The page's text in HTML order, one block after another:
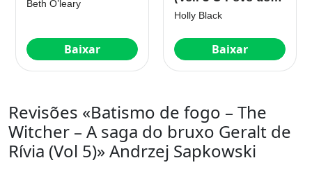
Beth O’leary
Baixar
Ar)
Holly Black
Baixar
Revisões «Batismo de fogo – The
Witcher – A saga do bruxo Geralt de
Rívia (Vol 5)» Andrzej Sapkowski